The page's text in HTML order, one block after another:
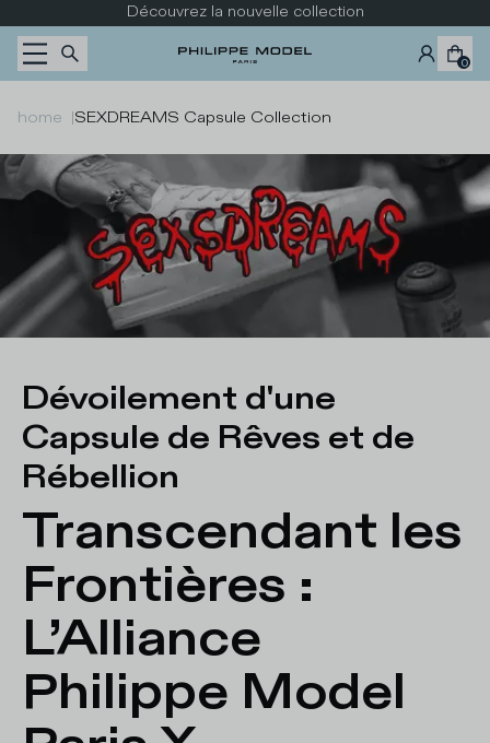
Passer au contenuDécouvrez la nouvelle collection
0
home |SEXDREAMS Capsule Collection
Dévoilement d'une
Capsule de Rêves et de
Rébellion
Transcendant les
Frontières :
L’Alliance
Philippe Model